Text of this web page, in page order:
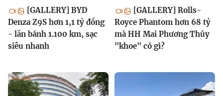
[GALLERY] BYD
Denza Z9S hơn 1,1 tỷ đồng
- lăn bánh 1.100 km, sạc
siêu nhanh
[GALLERY] Rolls-
Royce Phantom hơn 68 tỷ
mà HH Mai Phương Thúy
"khoe" có gì?